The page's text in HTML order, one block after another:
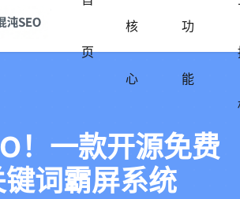
页
核
心
功
能
！一款开源免费
键词霸屏系统